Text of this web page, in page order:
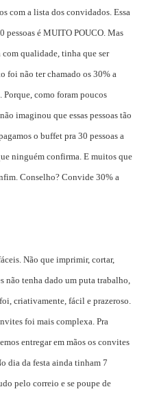
com a lista dos convidados. Essa
pessoas é MUITO POUCO. Mas
com qualidade, tinha que ser
foi não ter chamado os 30% a
Porque, como foram poucos
imaginou que essas pessoas tão
o buffet pra 30 pessoas a
ninguém confirma. E muitos que
Conselho? Convide 30% a
Não que imprimir, cortar,
não tenha dado um puta trabalho,
criativamente, fácil e prazeroso.
foi mais complexa. Pra
entregar em mãos os convites
dia da festa ainda tinham 7
pelo correio e se poupe de